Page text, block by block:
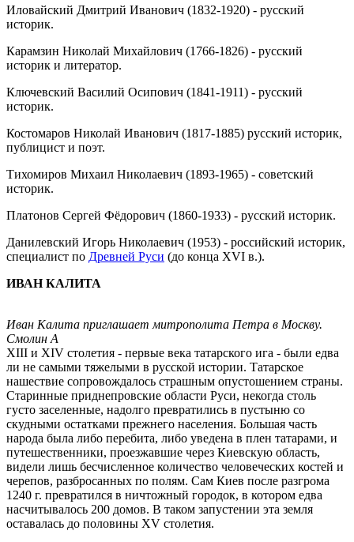
Иловайский Дмитрий Иванович (1832-1920) - русский
историк.
Карамзин Николай Михайлович (1766-1826) - русский
историк и литератор.
Ключевский Василий Осипович (1841-1911) - русский
историк.
Костомаров Николай Иванович (1817-1885) русский историк,
публицист и поэт.
Тихомиров Михаил Николаевич (1893-1965) - советский
историк.
Платонов Сергей Фёдорович (1860-1933) - русский историк.
Данилевский Игорь Николаевич (1953) - российский историк,
специалист по Древней Руси (до конца XVI в.).
ИВАН КАЛИТА
Иван Калита приглашает митрополита Петра в Москву.
Смолин А
XIII и XIV столетия - первые века татарского ига - были едва
ли не самыми тяжелыми в русской истории. Татарское
нашествие сопровождалось страшным опустошением страны.
Старинные приднепровские области Руси, некогда столь
густо заселенные, надолго превратились в пустыню со
скудными остатками прежнего населения. Большая часть
народа была либо перебита, либо уведена в плен татарами, и
путешественники, проезжавшие через Киевскую область,
видели лишь бесчисленное количество человеческих костей и
черепов, разбросанных по полям. Сам Киев после разгрома
1240 г. превратился в ничтожный городок, в котором едва
насчитывалось 200 домов. В таком запустении эта земля
оставалась до половины XV столетия.